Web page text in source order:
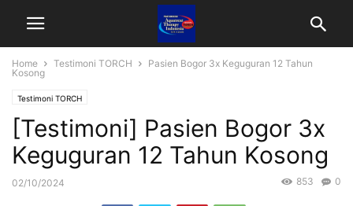
Home Testimoni TORCH
Pasien Bogor 3x Keguguran 12 Tahun
Kosong
Testimoni TORCH
[Testimoni] Pasien Bogor 3x
Keguguran 12 Tahun Kosong
02/10/2024 0
853